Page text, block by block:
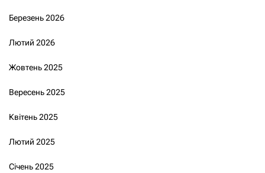
Березень 2026
Лютий 2026
Жовтень 2025
Вересень 2025
Квітень 2025
Лютий 2025
Січень 2025